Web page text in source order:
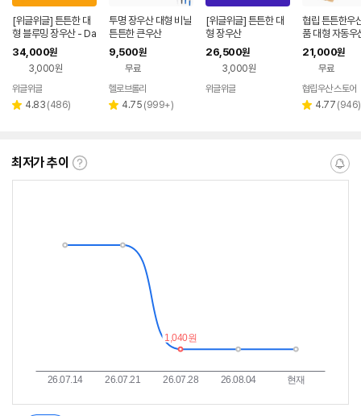
[위글위글] 튼튼한 대
형 블루밍 장우산 - Da
isy Garden
34,000원
3,000원
페이
위글위글
별 4.83 리
(486)
투명 장우산 대형 비닐
튼튼한 큰우산
9,500원
무료
헬로브롤리
별 4.75 리
(999+)
[위글위글] 튼튼한 대
형 장우산
26,500원
3,000원
위글위글
협립 튼튼한우
품 대형 자동우
우양산 초경량
21,000원
무료
협립우산 스토어
별 4.77 리
(946)
최저가 추이
최
란?
알